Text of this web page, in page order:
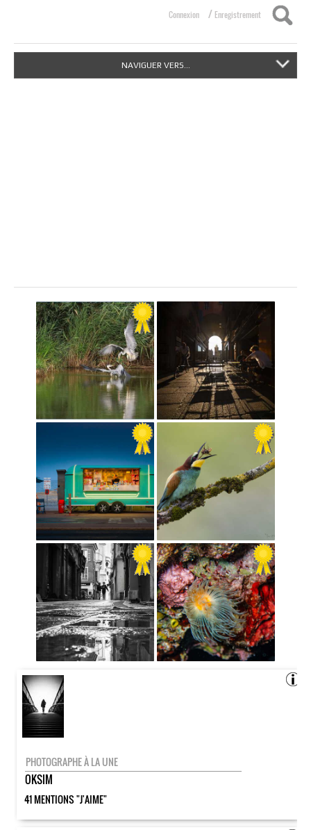
Connexion / Enregistrement
NAVIGUER VERS...
PHOTOGRAPHE À LA UNE
OKSIM
41 MENTIONS "J'AIME"